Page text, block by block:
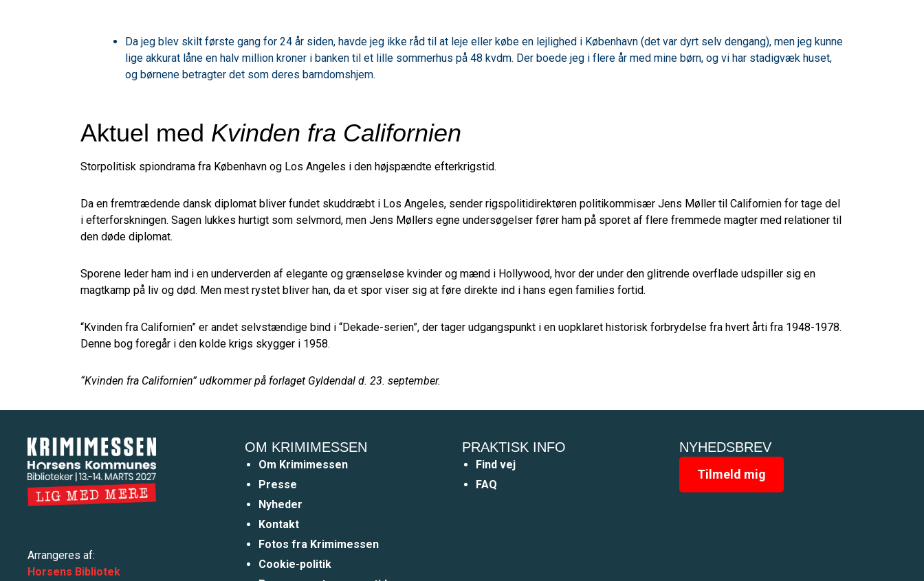
Da jeg blev skilt første gang for 24 år siden, havde jeg ikke råd til at leje eller købe en lejlighed i København (det var dyrt selv dengang), men jeg kunne
lige akkurat låne en halv million kroner i banken til et lille sommerhus på 48 kvdm. Der boede jeg i flere år med mine børn, og vi har stadigvæk huset,
og børnene betragter det som deres barndomshjem.
Aktuel med Kvinden fra Californien
Storpolitisk spiondrama fra København og Los Angeles i den højspændte efterkrigstid.
Da en fremtrædende dansk diplomat bliver fundet skuddræbt i Los Angeles, sender rigspolitidirektøren politikommisær Jens Møller til Californien for tage del
i efterforskningen. Sagen lukkes hurtigt som selvmord, men Jens Møllers egne undersøgelser fører ham på sporet af flere fremmede magter med relationer til
den døde diplomat.
Sporene leder ham ind i en underverden af elegante og grænseløse kvinder og mænd i Hollywood, hvor der under den glitrende overflade udspiller sig en
magtkamp på liv og død. Men mest rystet bliver han, da et spor viser sig at føre direkte ind i hans egen families fortid.
“Kvinden fra Californien” er andet selvstændige bind i “Dekade-serien”, der tager udgangspunkt i en uopklaret historisk forbrydelse fra hvert årti fra 1948-1978.
Denne bog foregår i den kolde krigs skygger i 1958.
“Kvinden fra Californien” udkommer på forlaget Gyldendal d. 23. september.
Arrangeres af:
Horsens Bibliotek
OM KRIMIMESSEN
Om Krimimessen
Presse
Nyheder
Kontakt
Fotos fra Krimimessen
Cookie-politik
PRAKTISK INFO
Find vej
FAQ
NYHEDSBREV
Tilmeld mig